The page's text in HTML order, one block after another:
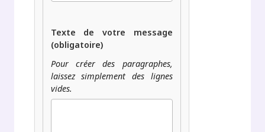
Texte de votre message
(obligatoire)
Pour créer des paragraphes,
laissez simplement des lignes
vides.